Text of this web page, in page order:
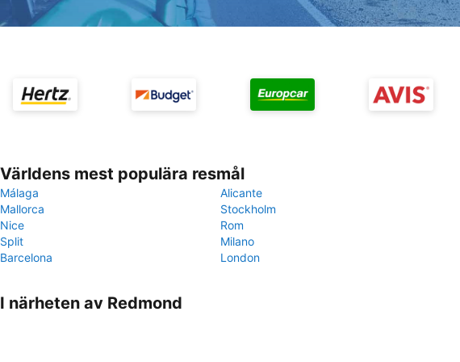
Världens mest populära resmål
Málaga
Alicante
Mallorca
Stockholm
Nice
Rom
Split
Milano
Barcelona
London
I närheten av Redmond